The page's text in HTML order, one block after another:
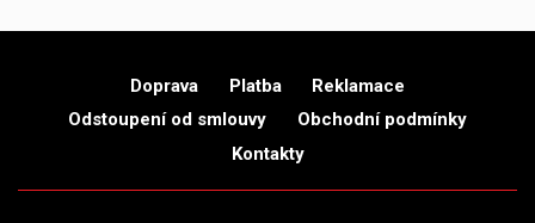
Doprava Platba
Reklamace
Odstoupení od smlouvy
Obchodní podmínky
Kontakty